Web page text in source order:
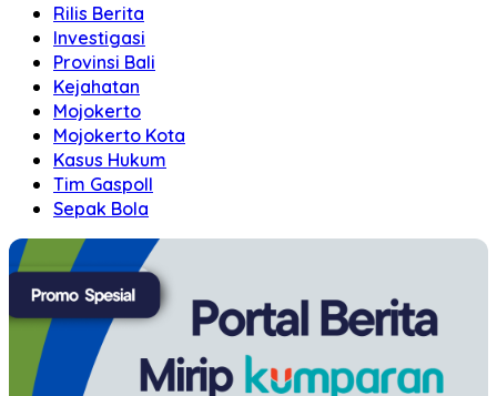
Rilis Berita
Investigasi
Provinsi Bali
Kejahatan
Mojokerto
Mojokerto Kota
Kasus Hukum
Tim Gaspoll
Sepak Bola